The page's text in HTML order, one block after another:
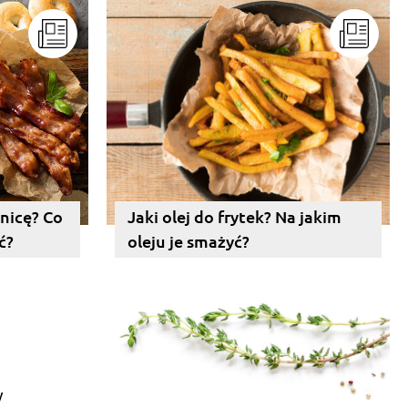
Co
Jaki olej do frytek? Na jakim
oleju je smażyć?